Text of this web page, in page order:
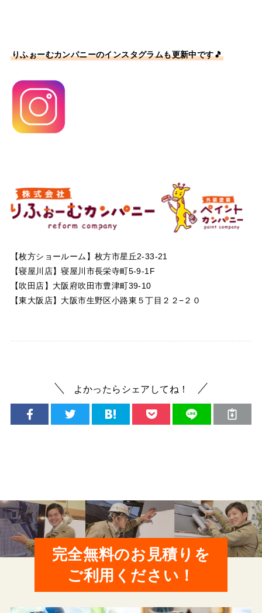
りふぉーむカンパニーのインスタグラムも更新中です🎵
【枚方ショールーム】枚方市星丘2-33-21
【寝屋川店】寝屋川市長栄寺町5-9-1F
【吹田店】大阪府吹田市豊津町39-10
【東大阪店】大阪市生野区小路東５丁目２２−２０
よかったらシェアしてね！
完全無料のお見積りを
ご利用ください！